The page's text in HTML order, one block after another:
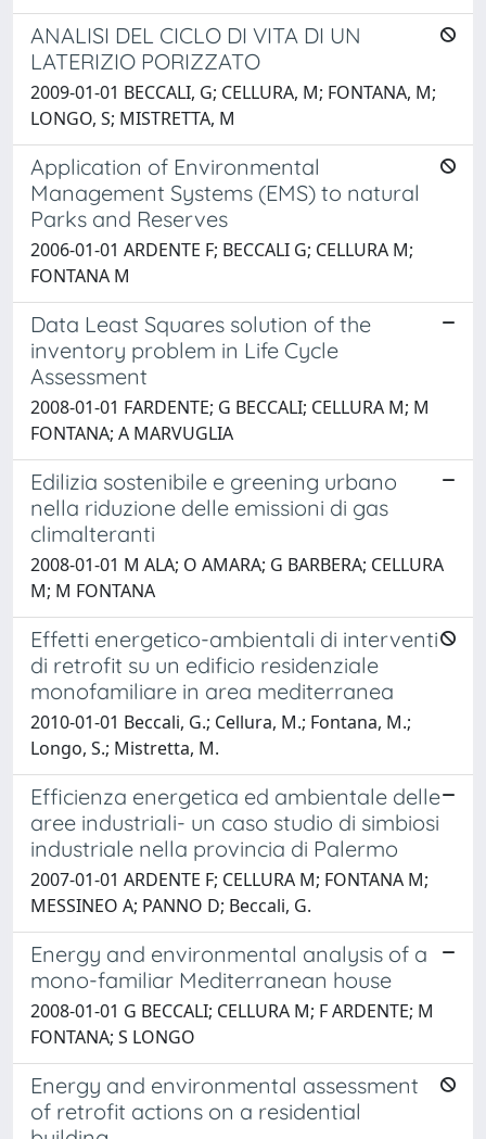
ANALISI DEL CICLO DI VITA DI UN
LATERIZIO PORIZZATO
2009-01-01 BECCALI, G; CELLURA, M; FONTANA, M;
LONGO, S; MISTRETTA, M
Application of Environmental
Management Systems (EMS) to natural
Parks and Reserves
2006-01-01 ARDENTE F; BECCALI G; CELLURA M;
FONTANA M
Data Least Squares solution of the
inventory problem in Life Cycle
Assessment
2008-01-01 FARDENTE; G BECCALI; CELLURA M; M
FONTANA; A MARVUGLIA
Edilizia sostenibile e greening urbano
nella riduzione delle emissioni di gas
climalteranti
2008-01-01 M ALA; O AMARA; G BARBERA; CELLURA
M; M FONTANA
Effetti energetico-ambientali di interventi
di retrofit su un edificio residenziale
monofamiliare in area mediterranea
2010-01-01 Beccali, G.; Cellura, M.; Fontana, M.;
Longo, S.; Mistretta, M.
Efficienza energetica ed ambientale delle
aree industriali- un caso studio di simbiosi
industriale nella provincia di Palermo
2007-01-01 ARDENTE F; CELLURA M; FONTANA M;
MESSINEO A; PANNO D; Beccali, G.
Energy and environmental analysis of a
mono-familiar Mediterranean house
2008-01-01 G BECCALI; CELLURA M; F ARDENTE; M
FONTANA; S LONGO
Energy and environmental assessment
of retrofit actions on a residential